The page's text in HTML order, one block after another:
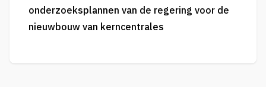
onderzoeksplannen van de regering voor de
nieuwbouw van kerncentrales